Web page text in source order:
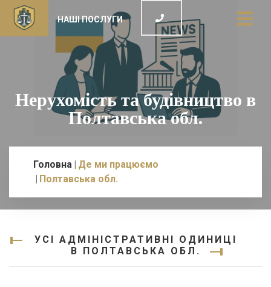
НАШІ ПОСЛУГИ
Нерухомість та будівництво в
Полтавська обл.
Головна Де ми працюємо
Полтавська обл.
УСІ АДМІНІСТРАТИВНІ ОДИНИЦІ
В ПОЛТАВСЬКА ОБЛ.